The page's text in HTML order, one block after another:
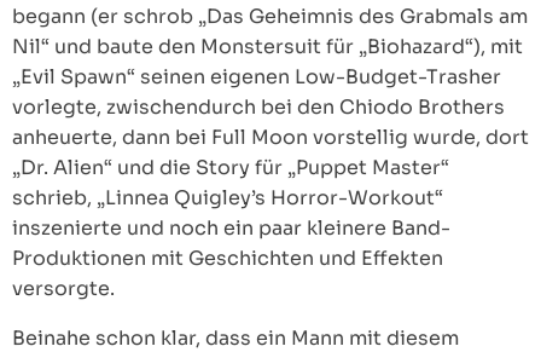
begann (er schrob „Das Geheimnis des Grabmals am
Nil“ und baute den Monstersuit für „Biohazard“), mit
„Evil Spawn“ seinen eigenen Low-Budget-Trasher
vorlegte, zwischendurch bei den Chiodo Brothers
anheuerte, dann bei Full Moon vorstellig wurde, dort
„Dr. Alien“ und die Story für „Puppet Master“
schrieb, „Linnea Quigley’s Horror-Workout“
inszenierte und noch ein paar kleinere Band-
Produktionen mit Geschichten und Effekten
versorgte.
Beinahe schon klar, dass ein Mann mit diesem